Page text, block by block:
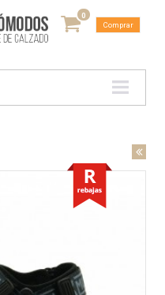
0
Comprar